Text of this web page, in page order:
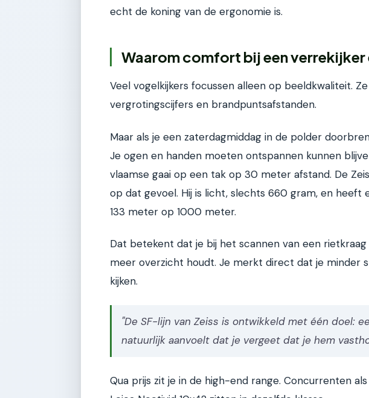
echt de koning van de ergonomie is.
Waarom comfort bij een
Veel vogelkijkers focussen alleen op beeldkwaliteit.
vergrotingscijfers en brandpuntsafstanden.
Maar als je een zaterdagmiddag in de polder
Je ogen en handen moeten ontspannen kunnen
vlaamse gaai op een tak op 30 meter afstand. De
op dat gevoel. Hij is licht, slechts 660 gram, en heeft
133 meter op 1000 meter.
Dat betekent dat je bij het scannen van een
meer overzicht houdt. Je merkt direct dat je minder
kijken.
"De SF-lijn van Zeiss is ontwikkeld met één doel:
natuurlijk aanvoelt dat je vergeet dat je hem
Qua prijs zit je in de high-end range. Concurrenten